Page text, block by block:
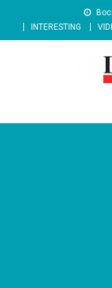
content
INTERESTING